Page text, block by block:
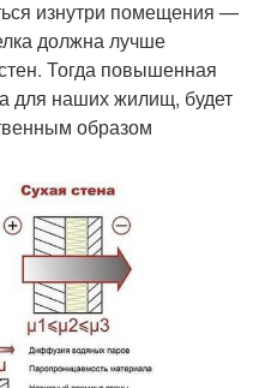
изнутри помещения —
должна лучше
Тогда повышенная
для наших жилищ, будет
образом